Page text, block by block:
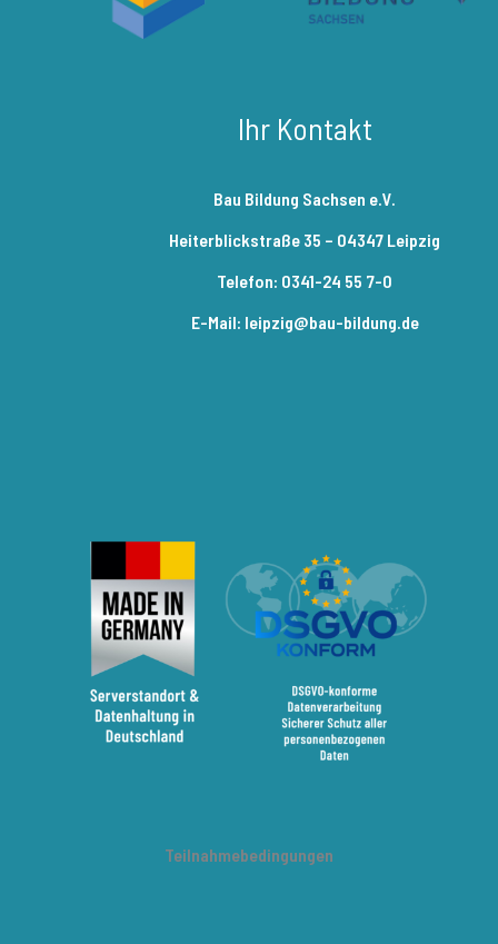
Ihr Kontakt
Bau Bildung Sachsen e.V.
Heiterblickstraße 35 – 04347 Leipzig
Telefon: 0341-24 55 7-0
E-Mail: leipzig@bau-bildung.de
Teilnahmebedingungen